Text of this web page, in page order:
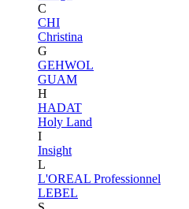
C
CHI
Christina
G
GEHWOL
GUAM
H
HADAT
Holy Land
I
Insight
L
L'OREAL Professionnel
LEBEL